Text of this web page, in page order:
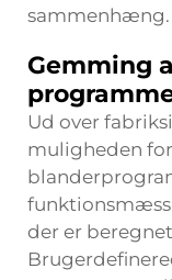
sammenhæng.
Gemming
Ud over
muligheden
der er